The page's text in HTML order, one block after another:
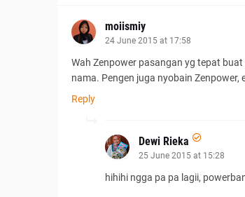
moiismiy
24 June 2015 at 17:58
Wah Zenpower pasangan yg tepat
nama. Pengen juga nyobain
Reply
Dewi Rieka
25 June 2015 at 15:28
hihihi ngga pa pa lagii,